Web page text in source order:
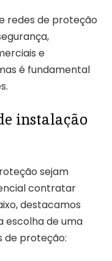
redes de proteção
e
é fundamental
instalação
sejam
contratar
destacamos
escolha de uma
de proteção: